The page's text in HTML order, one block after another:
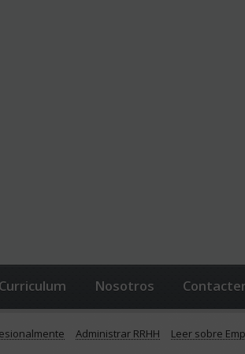
Curriculum Nosotros
Administrar RRHH Leer sobre